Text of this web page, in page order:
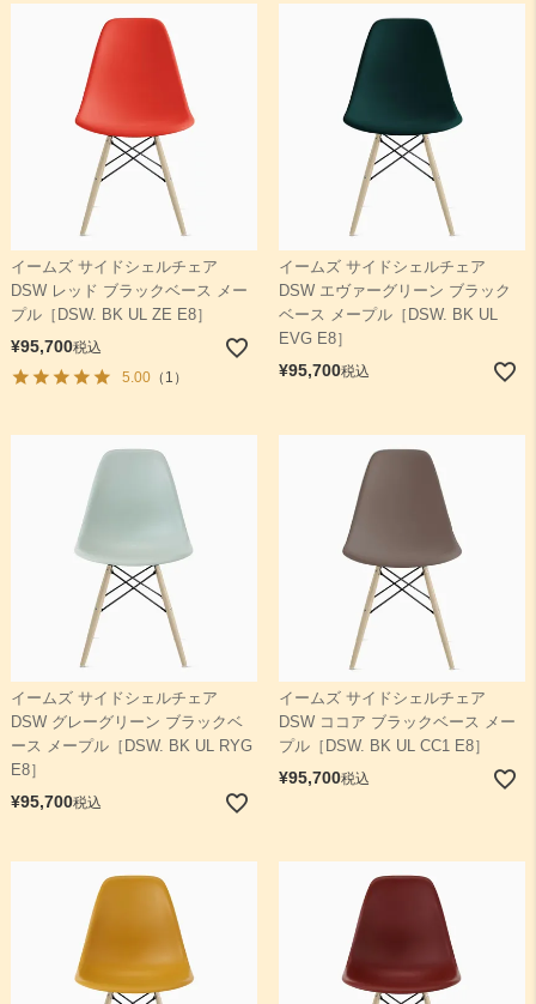
イームズ サイドシェルチェア
DSW レッド ブラックベース メー
プル［DSW. BK UL ZE E8］
¥95,700税込
5.00（1）
イームズ サイドシェルチェア
DSW エヴァーグリーン ブラック
ベース メープル［DSW. BK UL
EVG E8］
¥95,700税込
イームズ サイドシェルチェア
DSW グレーグリーン ブラックベ
ース メープル［DSW. BK UL RYG
E8］
¥95,700税込
イームズ サイドシェルチェア
DSW ココア ブラックベース メー
プル［DSW. BK UL CC1 E8］
¥95,700税込